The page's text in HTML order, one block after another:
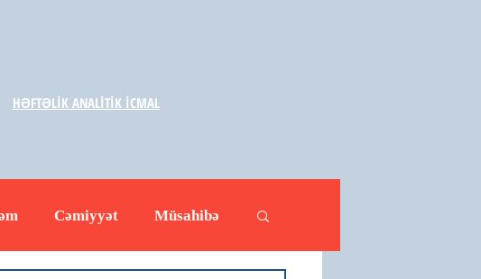
Cəmiyyət Müsahibə
HƏFTƏLİK ANALİTİK İCMAL